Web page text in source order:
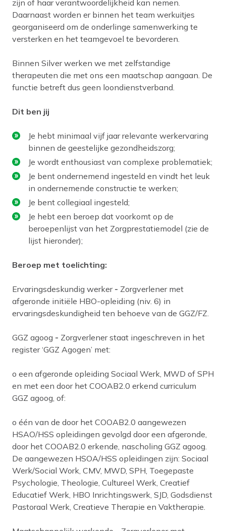
zijn of haar verantwoordelijkheid kan nemen.
Daarnaast worden er binnen het team werkuitjes
georganiseerd om de onderlinge samenwerking te
versterken en het teamgevoel te bevorderen.
Binnen Silver werken we met zelfstandige
therapeuten die met ons een maatschap aangaan. De
functie betreft dus geen loondienstverband.
Dit ben jij
Je hebt minimaal vijf jaar relevante werkervaring
binnen de geestelijke gezondheidszorg;
Je wordt enthousiast van complexe problematiek;
Je bent ondernemend ingesteld en vindt het leuk
in ondernemende constructie te werken;
Je bent collegiaal ingesteld;
Je hebt een beroep dat voorkomt op de
beroepenlijst van het Zorgprestatiemodel (zie de
lijst hieronder);
Beroep met toelichting:
Ervaringsdeskundig werker- Zorgverlener met
afgeronde initiële HBO-opleiding (niv. 6) in
ervaringsdeskundigheid ten behoeve van de GGZ/FZ.
GGZ agoog - Zorgverlener staat ingeschreven in het
register ‘GGZ Agogen’ met:
o een afgeronde opleiding Sociaal Werk, MWD of SPH
en met een door het COOAB2.0 erkend curriculum
GGZ agoog, of:
o één van de door het COOAB2.0 aangewezen
HSAO/HSS opleidingen gevolgd door een afgeronde,
door het COOAB2.0 erkende, nascholing GGZ agoog.
De aangewezen HSOA/HSS opleidingen zijn: Sociaal
Werk/Social Work, CMV, MWD, SPH, Toegepaste
Psychologie, Theologie, Cultureel Werk, Creatief
Educatief Werk, HBO Inrichtingswerk, SJD, Godsdienst
Pastoraal Werk, Creatieve Therapie en Vaktherapie.